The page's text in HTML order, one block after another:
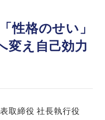
性格のせい」
変え自己効力
取締役 社長執行役